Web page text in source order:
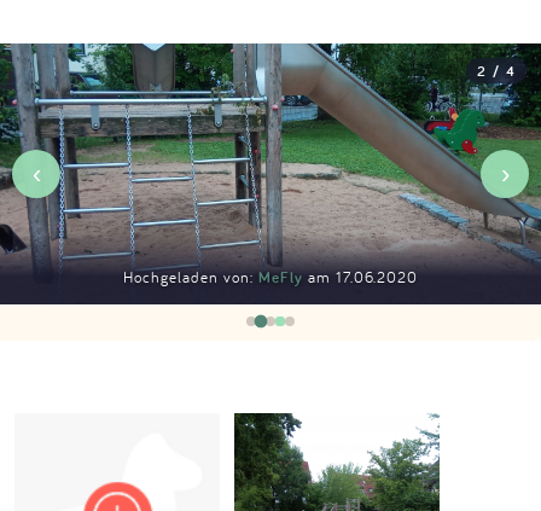
Blog
Partner
Kontakt
Impressum
Anmelden
Hochgeladen von: MeFly am 17.06.2020
2 / 4
‹ ›